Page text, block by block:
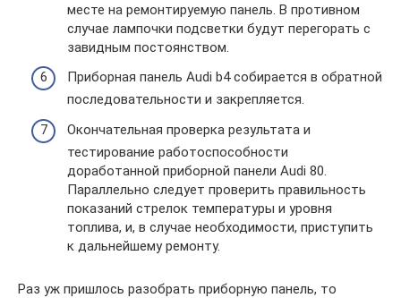
месте на ремонтируемую панель. В противном
случае лампочки подсветки будут перегорать с
завидным постоянством.
Приборная панель Audi b4 собирается в обратной
последовательности и закрепляется.
Окончательная проверка результата и
тестирование работоспособности
доработанной приборной панели Audi 80.
Параллельно следует проверить правильность
показаний стрелок температуры и уровня
топлива, и, в случае необходимости, приступить
к дальнейшему ремонту.
Раз уж пришлось разобрать приборную панель, то